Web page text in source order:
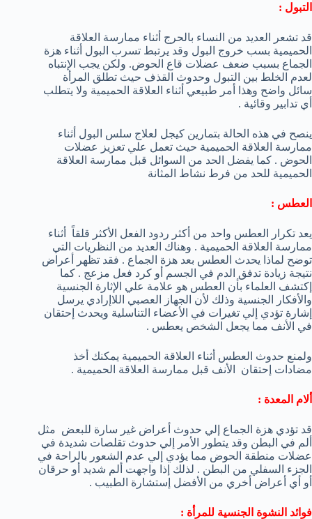
التبول :
قد تشعر العديد من النساء بالحرج أثناء ممارسة العلاقة
الحميمية بسب خروج البول وقد يرتبط تسرب البول أثناء هزة
الجماع بسبب ضعف عضلات قاع الحوض. ولكن يجب الإنتباه
لعدم الخلط بين التبول وحدوث القذف حيث تطلق المرأة
سائل واضح وهذا أمر طبيعي أثناء العلاقة الحميمية ولا يتطلب
أي تدابير وقائية .
ينصح في هذه الحالة بتمارين كيجل لعلاج سلس البول أثناء
ممارسة العلاقة الحميمية حيث تعمل علي تعزيز عضلات
الحوض . كما يفضل الحد من السوائل قبل ممارسة العلاقة
الحميمية للحد من فرط نشاط المثانة
العطس :
يعد تكرار العطس واحد من أكثر ردود الفعل الأكثر قلقاً أثناء
ممارسة العلاقة الحميمية . وهناك العديد من النظريات التي
توضح لماذا يحدث العطس بعد هزة الجماع . فقد تظهر أعراض
نتيجة زيادة تدفق الدم في الجسم أو كرد فعل مزعج . كما
إكتشف العلماء بأن العطس هو علامة علي الإثارة الجنسية
والأفكار الجنسية وذلك لأن الجهاز العصبي اللاإرادي يرسل
إشارة تؤدي إلي تغيرات في الأعضاء التناسلية ويحدث إحتقان
في الأنف مما يجعل الشخص يعطس .
ولمنع حدوث العطس أثناء العلاقة الحميمية يمكنك أخذ
مضادات إحتقان الأنف قبل ممارسة العلاقة الحميمية .
ألام المعدة :
قد تؤدي هزة الجماع إلي حدوث أعراض غير سارة للبعض مثل
ألم في البطن وقد يتطور الأمر إلي حدوث تقلصات شديدة في
عضلات منطقة الحوض مما يؤدي إلي عدم الشعور بالراحة في
الجزء السفلي من البطن . لذلك إذا واجهت ألم شديد أو حرقان
أو أي أعراض أخري من الأفضل إستشارة الطبيب .
فوائد النشوة الجنسية للمرأة :